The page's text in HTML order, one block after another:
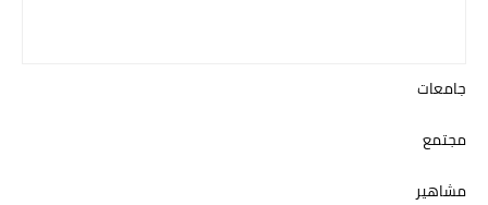
جامعات
مجتمع
مشاهير